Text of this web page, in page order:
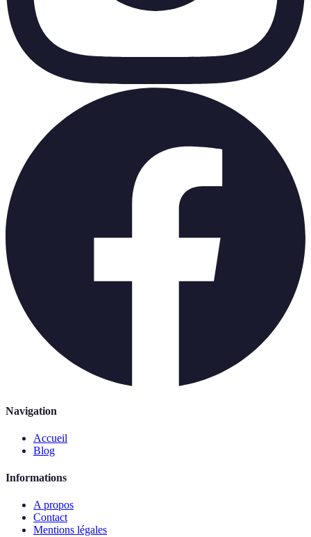
Navigation
Accueil
Blog
Informations
A propos
Contact
Mentions légales